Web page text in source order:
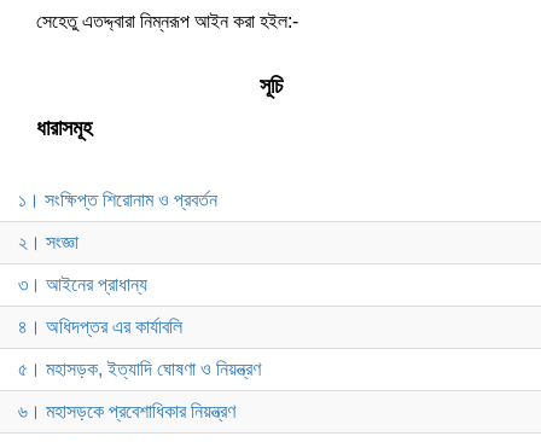
সেহেতু এতদ্দ্বারা নিম্নরূপ আইন করা হইল:-
সূচি
ধারাসমূহ
১। সংক্ষিপ্ত শিরোনাম ও প্রবর্তন
২। সংজ্ঞা
৩। আইনের প্রাধান্য
৪। অধিদপ্তর এর কার্যাবলি
৫। মহাসড়ক, ইত্যাদি ঘোষণা ও নিয়ন্ত্রণ
৬। মহাসড়কে প্রবেশাধিকার নিয়ন্ত্রণ